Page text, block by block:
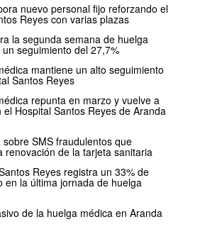
nuevo personal fijo reforzando el
Reyes con varias plazas
la segunda semana de huelga
seguimiento del 27,7%
mantiene un alto seguimiento
Santos Reyes
repunta en marzo y vuelve a
el Hospital Santos Reyes de Aranda
sobre SMS fraudulentos que
renovación de la tarjeta sanitaria
Reyes registra un 33% de
en la última jornada de huelga
de la huelga médica en Aranda